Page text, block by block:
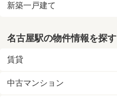
新築一戸建て
名古屋駅の物件情報を探す
賃貸
中古マンション